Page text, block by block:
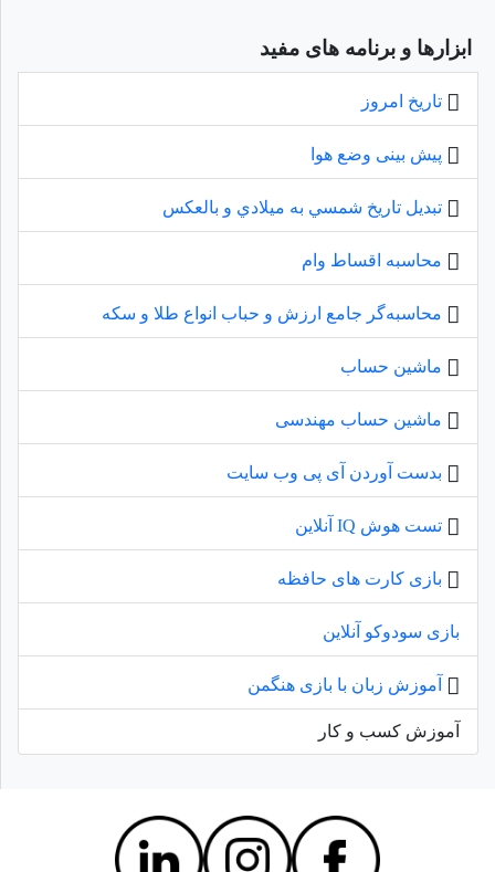
ابزارها و برنامه های مفید
تاریخ امروز
پیش بینی وضع هوا
تبديل تاريخ شمسي به ميلادي و بالعكس
محاسبه اقساط وام
محاسبه‌گر جامع ارزش و حباب انواع طلا و سکه
ماشین حساب
ماشین حساب مهندسی
بدست آوردن آی پی وب سایت
تست هوش IQ آنلاین
بازی کارت های حافظه
بازی سودوکو آنلاین
آموزش زبان با بازی هنگمن
آموزش کسب و کار